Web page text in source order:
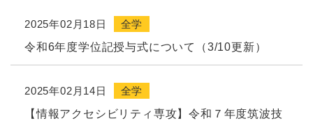
2025年02月18日
全学
令和6年度学位記授与式について（3/10更新）
2025年02月14日
全学
【情報アクセシビリティ専攻】令和７年度筑波技